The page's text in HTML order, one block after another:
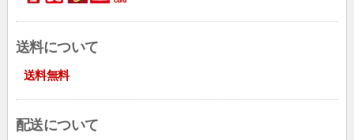
送料について
送料無料
配送について